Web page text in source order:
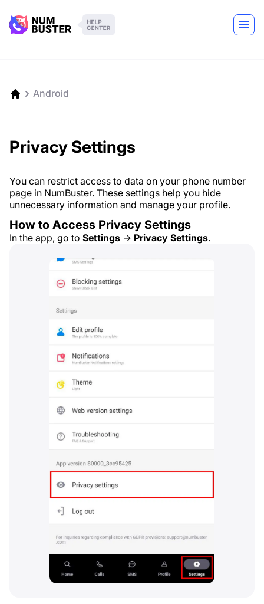
Android
Privacy Settings
You can restrict access to data on your phone number
page in NumBuster. These settings help you hide
unnecessary information and manage your profile.
How to Access Privacy Settings
In the app, go to Settings → Privacy Settings.